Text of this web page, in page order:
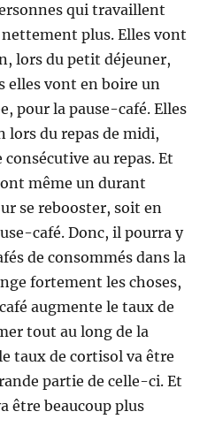
qui travaillent
plus. Elles vont
lors du petit déjeuner,
elles vont en boire un
pour la pause-café. Elles
lors du repas de midi,
au repas. Et
même un durant
se rebooster, soit en
café. Donc, il pourra y
de consommés dans la
fortement les choses,
augmente le taux de
tout au long de la
taux de cortisol va être
partie de celle-ci. Et
être beaucoup plus